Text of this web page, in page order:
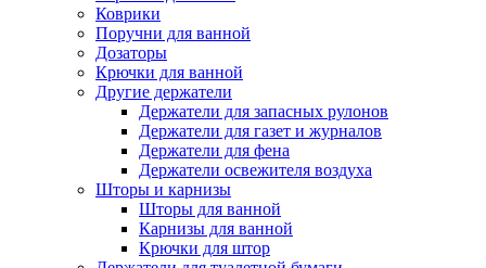
Коврики
Поручни для ванной
Дозаторы
Крючки для ванной
Другие держатели
Держатели для запасных рулонов
Держатели для газет и журналов
Держатели для фена
Держатели освежителя воздуха
Шторы и карнизы
Шторы для ванной
Карнизы для ванной
Крючки для штор